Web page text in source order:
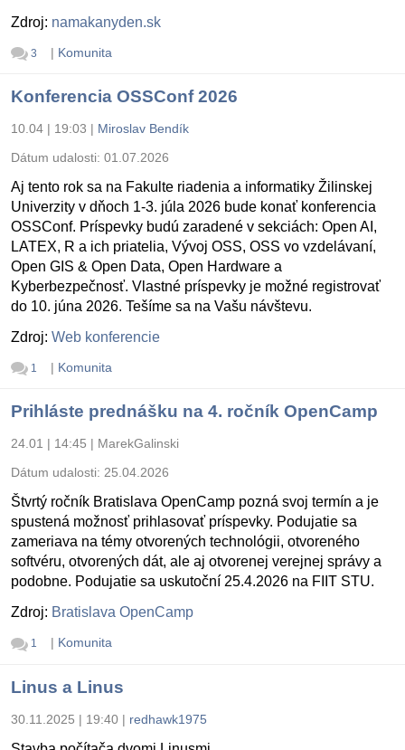
Zdroj: namakanyden.sk
3 | Komunita
Konferencia OSSConf 2026
10.04 | 19:03 | Miroslav Bendík
Dátum udalosti: 01.07.2026
Aj tento rok sa na Fakulte riadenia a informatiky Žilinskej
Univerzity v dňoch 1-3. júla 2026 bude konať konferencia
OSSConf. Príspevky budú zaradené v sekciách: Open AI,
LATEX, R a ich priatelia, Vývoj OSS, OSS vo vzdelávaní,
Open GIS & Open Data, Open Hardware a
Kyberbezpečnosť. Vlastné príspevky je možné registrovať
do 10. júna 2026. Tešíme sa na Vašu návštevu.
Zdroj: Web konferencie
1 | Komunita
Prihláste prednášku na 4. ročník OpenCamp
24.01 | 14:45 | MarekGalinski
Dátum udalosti: 25.04.2026
Štvrtý ročník Bratislava OpenCamp pozná svoj termín a je
spustená možnosť prihlasovať príspevky. Podujatie sa
zameriava na témy otvorených technológii, otvoreného
softvéru, otvorených dát, ale aj otvorenej verejnej správy a
podobne. Podujatie sa uskutoční 25.4.2026 na FIIT STU.
Zdroj: Bratislava OpenCamp
1 | Komunita
Linus a Linus
30.11.2025 | 19:40 | redhawk1975